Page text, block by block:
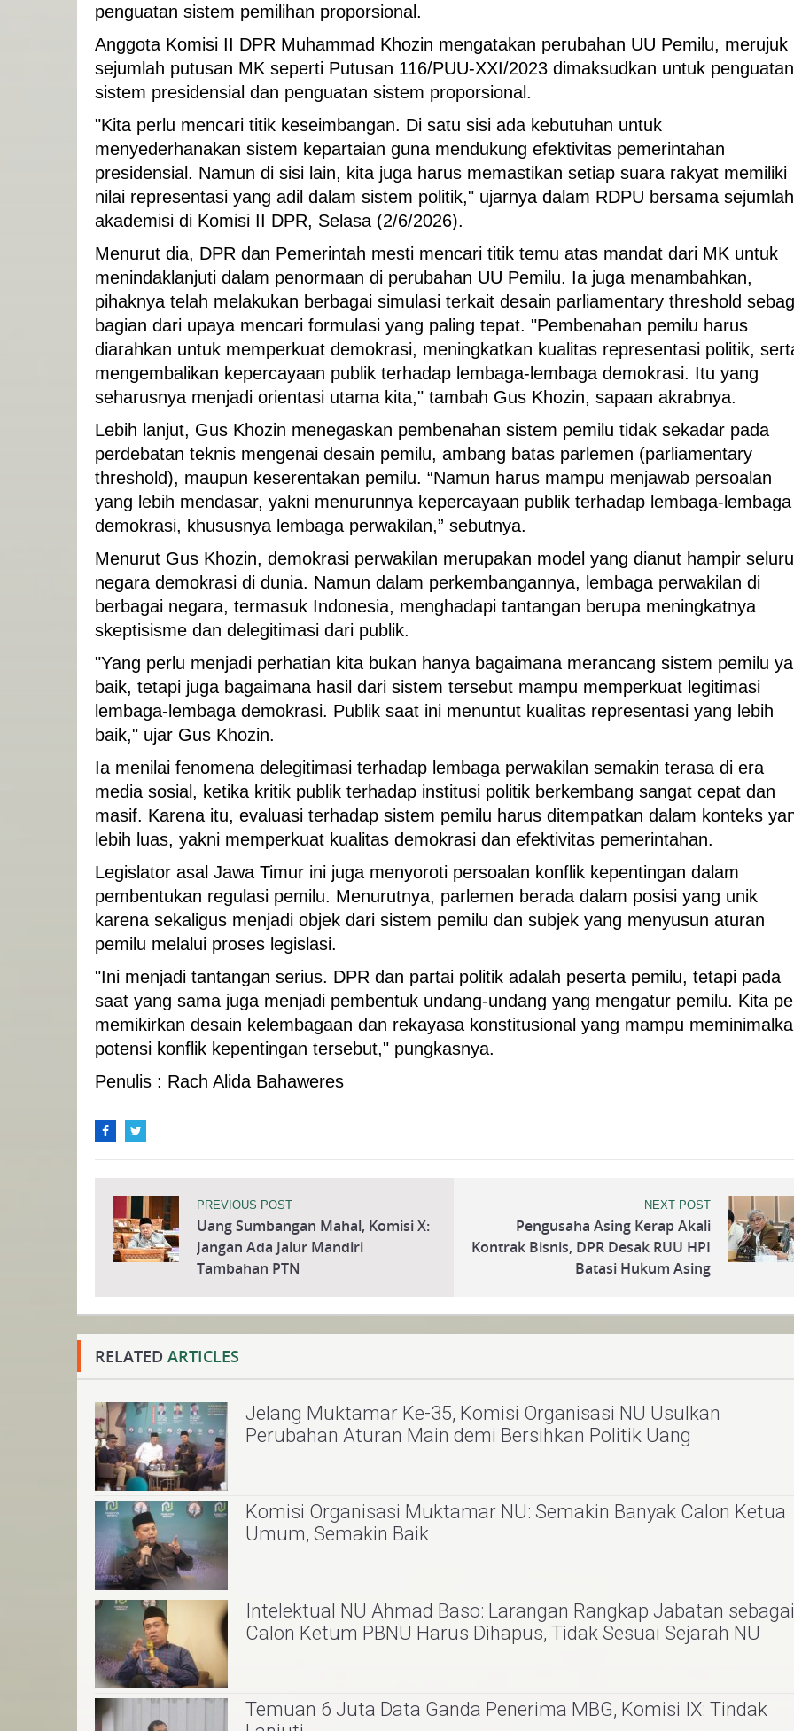
penguatan sistem pemilihan proporsional.
Anggota Komisi II DPR Muhammad Khozin mengatakan perubahan UU Pemilu, merujuk
sejumlah putusan MK seperti Putusan 116/PUU-XXI/2023 dimaksudkan untuk penguatan
sistem presidensial dan penguatan sistem proporsional.
"Kita perlu mencari titik keseimbangan. Di satu sisi ada kebutuhan untuk
menyederhanakan sistem kepartaian guna mendukung efektivitas pemerintahan
presidensial. Namun di sisi lain, kita juga harus memastikan setiap suara rakyat memiliki
nilai representasi yang adil dalam sistem politik," ujarnya dalam RDPU bersama sejumlah
akademisi di Komisi II DPR, Selasa (2/6/2026).
Menurut dia, DPR dan Pemerintah mesti mencari titik temu atas mandat dari MK untuk
menindaklanjuti dalam penormaan di perubahan UU Pemilu. Ia juga menambahkan,
pihaknya telah melakukan berbagai simulasi terkait desain parliamentary threshold
bagian dari upaya mencari formulasi yang paling tepat. "Pembenahan pemilu harus
diarahkan untuk memperkuat demokrasi, meningkatkan kualitas representasi politik,
mengembalikan kepercayaan publik terhadap lembaga-lembaga demokrasi. Itu yang
seharusnya menjadi orientasi utama kita," tambah Gus Khozin, sapaan akrabnya.
Lebih lanjut, Gus Khozin menegaskan pembenahan sistem pemilu tidak sekadar pada
perdebatan teknis mengenai desain pemilu, ambang batas parlemen (parliamentary
threshold), maupun keserentakan pemilu. “Namun harus mampu menjawab persoalan
yang lebih mendasar, yakni menurunnya kepercayaan publik terhadap lembaga-lembaga
demokrasi, khususnya lembaga perwakilan,” sebutnya.
Menurut Gus Khozin, demokrasi perwakilan merupakan model yang dianut hampir
negara demokrasi di dunia. Namun dalam perkembangannya, lembaga perwakilan di
berbagai negara, termasuk Indonesia, menghadapi tantangan berupa meningkatnya
skeptisisme dan delegitimasi dari publik.
"Yang perlu menjadi perhatian kita bukan hanya bagaimana merancang sistem pemilu
baik, tetapi juga bagaimana hasil dari sistem tersebut mampu memperkuat legitimasi
lembaga-lembaga demokrasi. Publik saat ini menuntut kualitas representasi yang lebih
baik," ujar Gus Khozin.
Ia menilai fenomena delegitimasi terhadap lembaga perwakilan semakin terasa di era
media sosial, ketika kritik publik terhadap institusi politik berkembang sangat cepat dan
masif. Karena itu, evaluasi terhadap sistem pemilu harus ditempatkan dalam konteks
lebih luas, yakni memperkuat kualitas demokrasi dan efektivitas pemerintahan.
Legislator asal Jawa Timur ini juga menyoroti persoalan konflik kepentingan dalam
pembentukan regulasi pemilu. Menurutnya, parlemen berada dalam posisi yang unik
karena sekaligus menjadi objek dari sistem pemilu dan subjek yang menyusun aturan
pemilu melalui proses legislasi.
"Ini menjadi tantangan serius. DPR dan partai politik adalah peserta pemilu, tetapi pada
saat yang sama juga menjadi pembentuk undang-undang yang mengatur pemilu. Kita
memikirkan desain kelembagaan dan rekayasa konstitusional yang mampu
potensi konflik kepentingan tersebut," pungkasnya.
Penulis : Rach Alida Bahaweres
PREVIOUS POST
Uang Sumbangan Mahal, Komisi X:
Jangan Ada Jalur Mandiri
Tambahan PTN
NEXT POST
Pengusaha Asing Kerap Akali
Kontrak Bisnis, DPR Desak RUU HPI
Batasi Hukum Asing
RELATED ARTICLES
Jelang Muktamar Ke-35, Komisi Organisasi NU Usulkan
Perubahan Aturan Main demi Bersihkan Politik Uang
Komisi Organisasi Muktamar NU: Semakin Banyak Calon Ketua
Umum, Semakin Baik
Intelektual NU Ahmad Baso: Larangan Rangkap Jabatan sebagai
Calon Ketum PBNU Harus Dihapus, Tidak Sesuai Sejarah NU
Temuan 6 Juta Data Ganda Penerima MBG, Komisi IX: Tindak